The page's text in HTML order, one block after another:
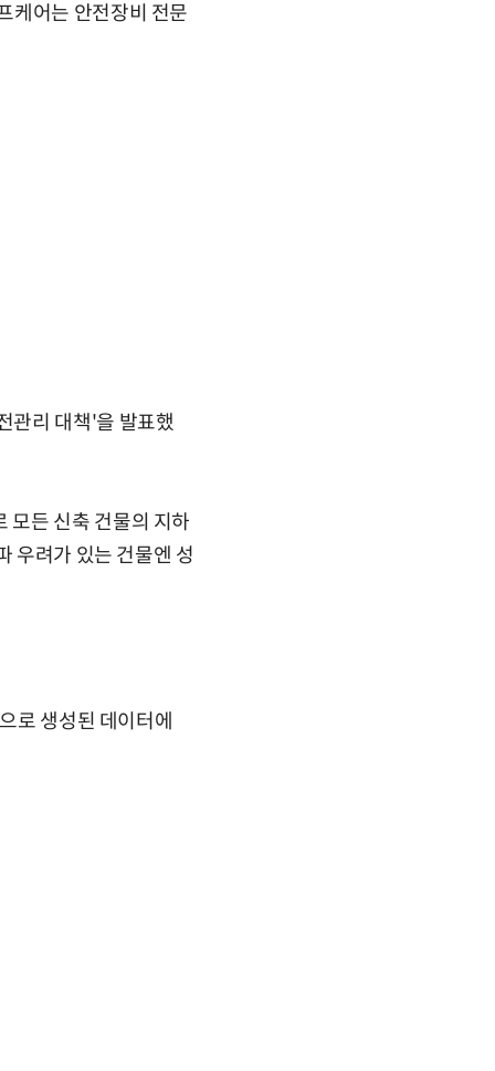
케어는 안전장비 전문
관리 대책'을 발표했
모든 신축 건물의 지하
우려가 있는 건물엔 성
로 생성된 데이터에